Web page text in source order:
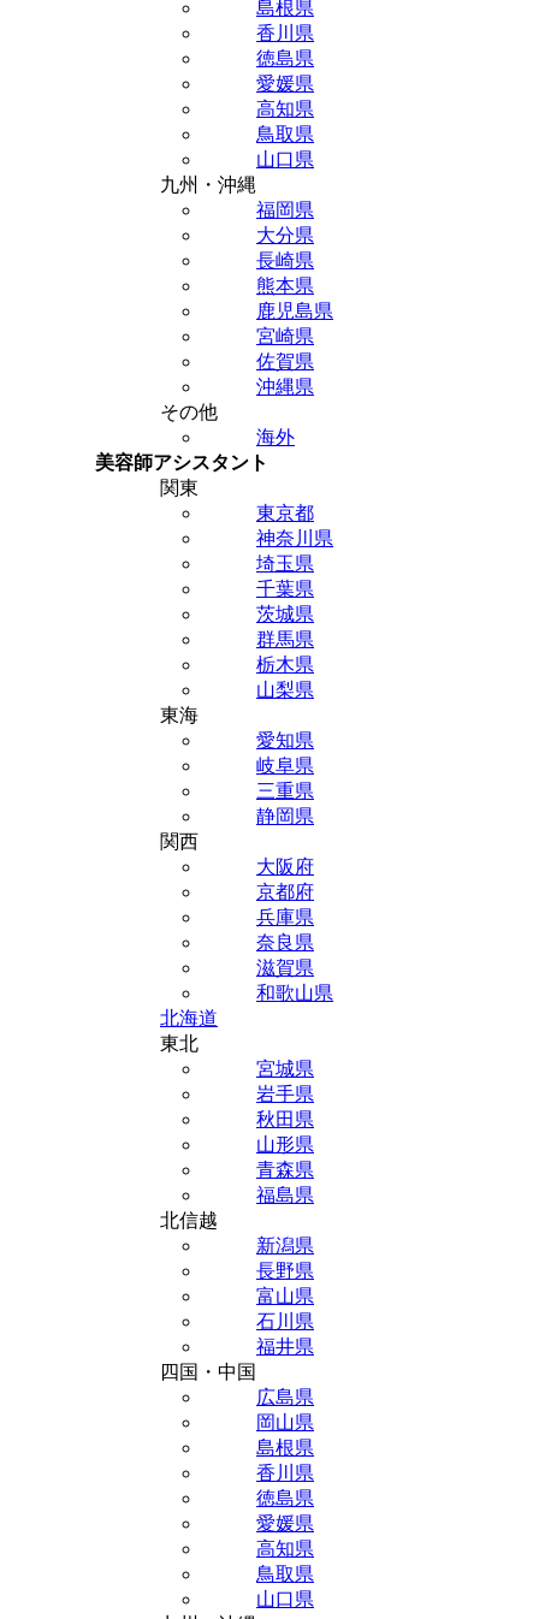
島根県
香川県
徳島県
愛媛県
高知県
鳥取県
山口県
九州・沖縄
福岡県
大分県
長崎県
熊本県
鹿児島県
宮崎県
佐賀県
沖縄県
その他
海外
美容師アシスタント
関東
東京都
神奈川県
埼玉県
千葉県
茨城県
群馬県
栃木県
山梨県
東海
愛知県
岐阜県
三重県
静岡県
関西
大阪府
京都府
兵庫県
奈良県
滋賀県
和歌山県
北海道
東北
宮城県
岩手県
秋田県
山形県
青森県
福島県
北信越
新潟県
長野県
富山県
石川県
福井県
四国・中国
広島県
岡山県
島根県
香川県
徳島県
愛媛県
高知県
鳥取県
山口県